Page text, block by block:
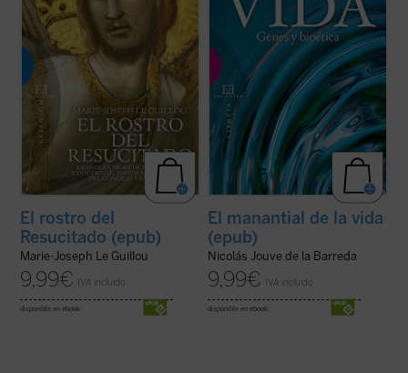
El rostro del
Resucitado (epub)
Marie-Joseph Le Guillou
9,99€ IVA incluido
disponible en ebook:
(ver ficha)
El manantial de la vida
(epub)
Nicolás Jouve de la Barreda
9,99€ IVA incluido
disponible en ebook: